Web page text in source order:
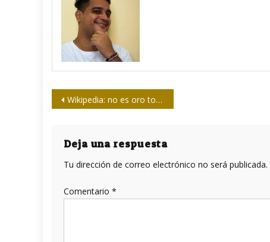
Navegación
entradas
Wikipedia: no es oro todo lo que reluce (Parte II)
Deja una respuesta
Tu dirección de correo electrónico no será publicada.
Comentario *